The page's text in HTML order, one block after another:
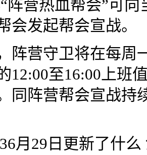
阵营热血帮会”可
会发起帮会宣战。
营守卫将在每周一
12:00至16:00上班
同阵营帮会宣战持